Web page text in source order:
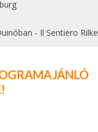
- Il Sentiero Rilke